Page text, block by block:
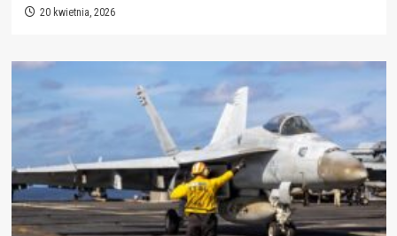
20 kwietnia, 2026